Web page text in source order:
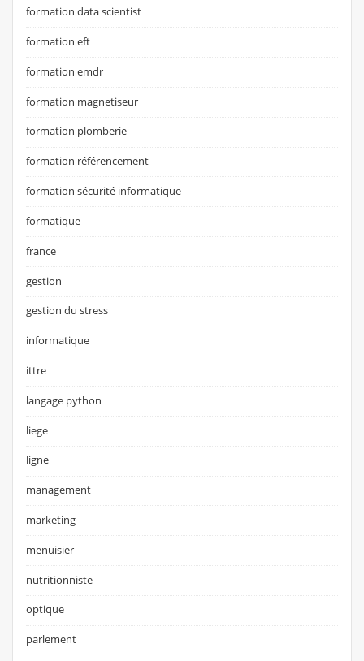
formation data scientist
formation eft
formation emdr
formation magnetiseur
formation plomberie
formation référencement
formation sécurité informatique
formatique
france
gestion
gestion du stress
informatique
ittre
langage python
liege
ligne
management
marketing
menuisier
nutritionniste
optique
parlement